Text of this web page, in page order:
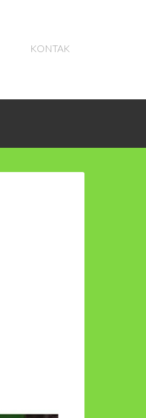
KONTAK